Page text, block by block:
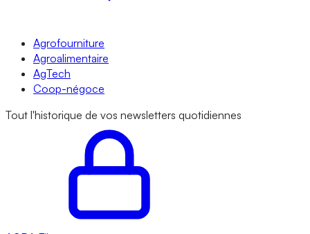
Agrofourniture
Agroalimentaire
AgTech
Coop-négoce
Tout l'historique de vos newsletters quotidiennes